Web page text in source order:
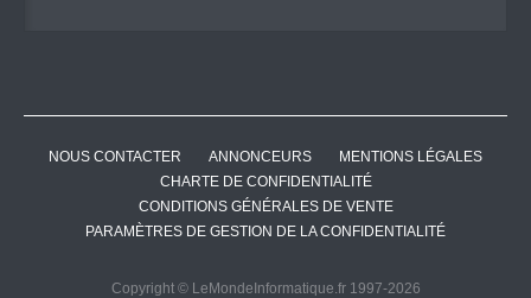
NOUS CONTACTER ANNONCEURS
MENTIONS LÉGALES
CHARTE DE CONFIDENTIALITÉ
CONDITIONS GÉNÉRALES DE VENTE
PARAMÈTRES DE GESTION DE LA CONFIDENTIALITÉ
Copyright © LeMondeInformatique.fr 1997-2026